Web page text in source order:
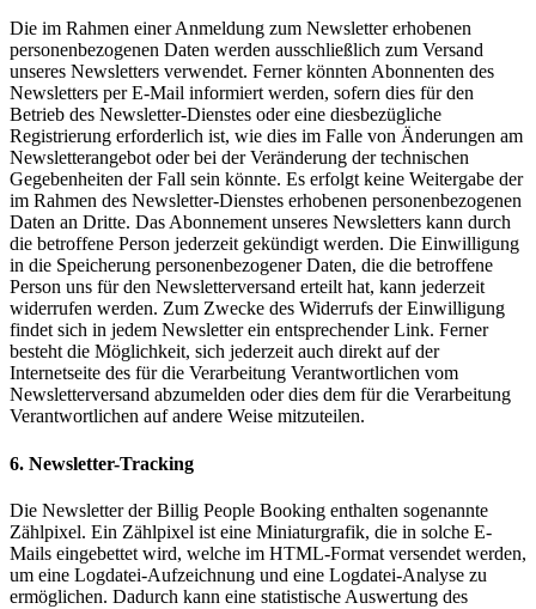
Die im Rahmen einer Anmeldung zum Newsletter erhobenen
personenbezogenen Daten werden ausschließlich zum Versand
unseres Newsletters verwendet. Ferner könnten Abonnenten des
Newsletters per E-Mail informiert werden, sofern dies für den
Betrieb des Newsletter-Dienstes oder eine diesbezügliche
Registrierung erforderlich ist, wie dies im Falle von Änderungen am
Newsletterangebot oder bei der Veränderung der technischen
Gegebenheiten der Fall sein könnte. Es erfolgt keine Weitergabe der
im Rahmen des Newsletter-Dienstes erhobenen personenbezogenen
Daten an Dritte. Das Abonnement unseres Newsletters kann durch
die betroffene Person jederzeit gekündigt werden. Die Einwilligung
in die Speicherung personenbezogener Daten, die die betroffene
Person uns für den Newsletterversand erteilt hat, kann jederzeit
widerrufen werden. Zum Zwecke des Widerrufs der Einwilligung
findet sich in jedem Newsletter ein entsprechender Link. Ferner
besteht die Möglichkeit, sich jederzeit auch direkt auf der
Internetseite des für die Verarbeitung Verantwortlichen vom
Newsletterversand abzumelden oder dies dem für die Verarbeitung
Verantwortlichen auf andere Weise mitzuteilen.
6. Newsletter-Tracking
Die Newsletter der Billig People Booking enthalten sogenannte
Zählpixel. Ein Zählpixel ist eine Miniaturgrafik, die in solche E-
Mails eingebettet wird, welche im HTML-Format versendet werden,
um eine Logdatei-Aufzeichnung und eine Logdatei-Analyse zu
ermöglichen. Dadurch kann eine statistische Auswertung des